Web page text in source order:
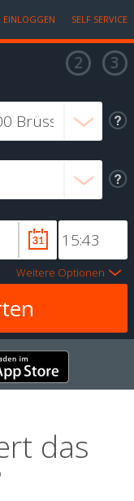
EINLOGGEN SELF SERVICE
Weitere Optionen
das